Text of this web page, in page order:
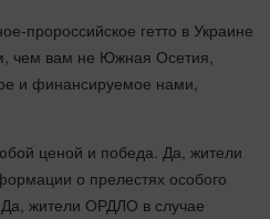
пророссийское гетто в Украине
чем вам не Южная Осетия,
и финансируемое нами,
ценой и победа. Да, жители
о прелестях особого
жители ОРДЛО в случае